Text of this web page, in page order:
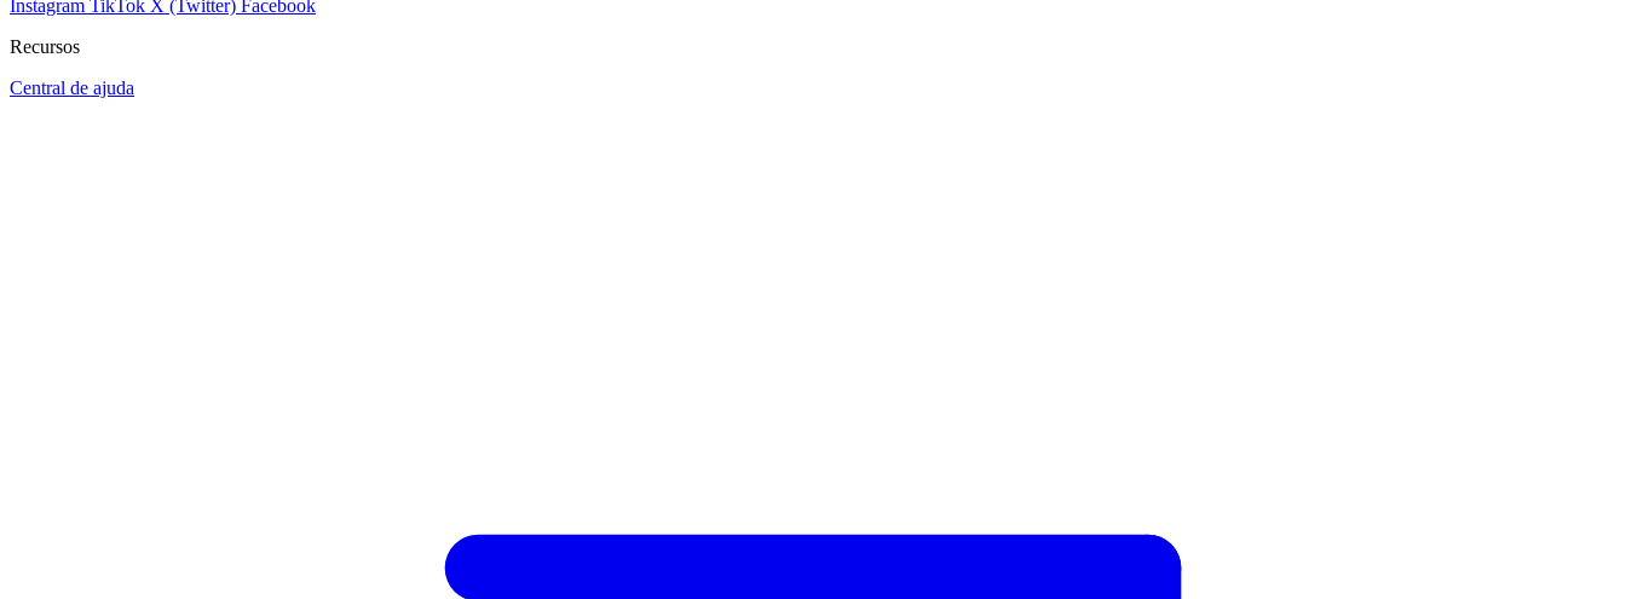
Instagram TikTok X (Twitter) Facebook
Recursos
Central de ajuda